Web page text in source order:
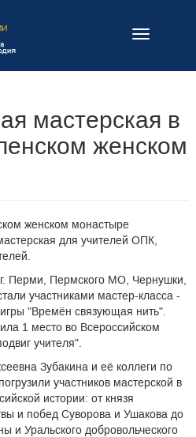
Навигация
мастерская в
женском
женском монастыре
для учителей ОПК,
Перми, Пермского МО, Чернушки,
участниками мастер-класса -
"Времён связующая нить".
1 место во Всероссийском
учителя".
Зубакина и её коллеги по
участников мастерской в
истории: от князя
и побед Суворова и Ушакова до
и Уральского добровольческого